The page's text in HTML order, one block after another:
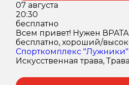
07 августа
20:30
бесплатно
Всем привет! Нужен
бесплатно, хороший/
Спорткомплекс "Лужники"
Искусственная трава, Трава